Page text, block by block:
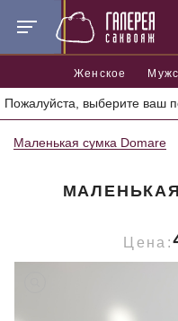
Женское
Пожалуйста, выберите ваш
Главная Женские сумки
Маленькая сумка Domare
МАЛЕНЬКАЯ
Цена: